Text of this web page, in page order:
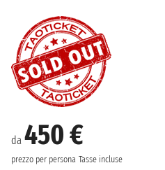
da 450 €
prezzo per persona Tasse incluse